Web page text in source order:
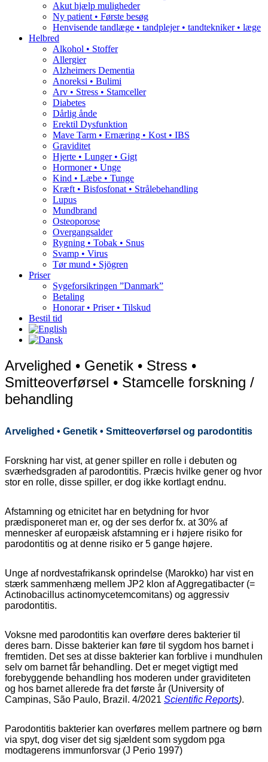
Akut hjælp muligheder
Ny patient • Første besøg
Henvisende tandlæge • tandplejer • tandtekniker • læge
Helbred
Alkohol • Stoffer
Allergier
Alzheimers Dementia
Anoreksi • Bulimi
Arv • Stress • Stamceller
Diabetes
Dårlig ånde
Erektil Dysfunktion
Mave Tarm • Ernæring • Kost • IBS
Graviditet
Hjerte • Lunger • Gigt
Hormoner • Unge
Kind • Læbe • Tunge
Kræft • Bisfosfonat • Strålebehandling
Lupus
Mundbrand
Osteoporose
Overgangsalder
Rygning • Tobak • Snus
Svamp • Virus
Tør mund • Sjögren
Priser
Sygeforsikringen ”Danmark”
Betaling
Honorar • Priser • Tilskud
Bestil tid
Arvelighed • Genetik • Stress •
Smitteoverførsel • Stamcelle forskning /
behandling
Arvelighed • Genetik • Smitteoverførsel og parodontitis
Forskning har vist, at gener spiller en rolle i debuten og
sværhedsgraden af parodontitis. Præcis hvilke gener og hvor
stor en rolle, disse spiller, er dog ikke kortlagt endnu.
Afstamning og etnicitet har en betydning for hvor
prædisponeret man er, og der ses derfor fx. at 30% af
mennesker af europæisk afstamning er i højere risiko for
parodontitis og at denne risiko er 5 gange højere.
Unge af nordvestafrikansk oprindelse (Marokko) har vist en
stærk sammenhæng mellem JP2 klon af Aggregatibacter (=
Actinobacillus actinomycetemcomitans) og aggressiv
parodontitis.
Voksne med parodontitis kan overføre deres bakterier til
deres barn. Disse bakterier kan føre til sygdom hos barnet i
fremtiden. Det ses at disse bakterier kan forblive i mundhulen
selv om barnet får behandling. Det er meget vigtigt med
forebyggende behandling hos moderen under graviditeten
og hos barnet allerede fra det første år (University of
Campinas, São Paulo, Brazil. 4/2021 Scientific Reports).
Parodontitis bakterier kan overføres mellem partnere og børn
via spyt, dog viser det sig sjældent som sygdom pga
modtagerens immunforsvar (J Perio 1997)